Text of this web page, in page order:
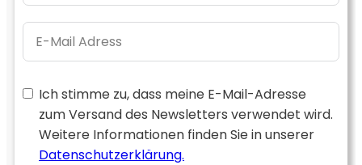
Ich stimme zu, dass meine E-Mail-Adresse
zum Versand des Newsletters verwendet wird.
Weitere Informationen finden Sie in unserer
Datenschutzerklärung.